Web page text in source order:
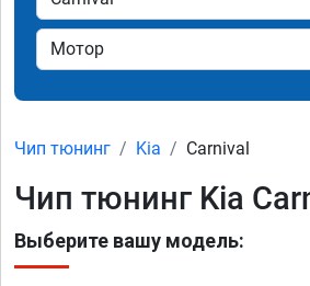
Чип тюнинг Kia Carnival
Чип тюнинг Kia
Выберите вашу модель: